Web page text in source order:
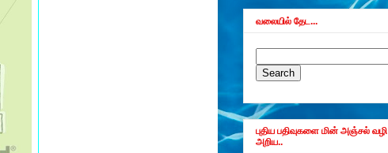
வலையில் தேட...
புதிய பதிவுகளை மின் அஞ்சல் வழி
அறிய..